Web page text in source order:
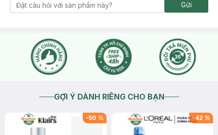
Gửi
GỢI Ý DÀNH RIÊNG CHO BẠN
-50 % -42 %